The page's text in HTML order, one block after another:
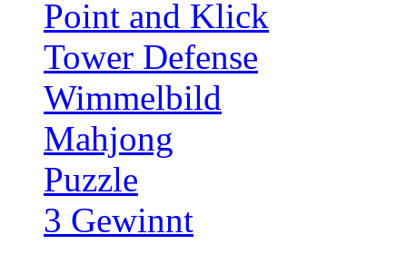
Point and Klick
Tower Defense
Wimmelbild
Mahjong
Puzzle
3 Gewinnt